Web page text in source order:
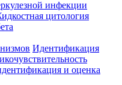
инфекции
цитология
Идентификация
и оценка